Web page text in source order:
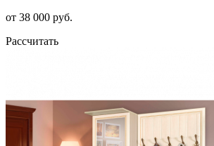
от 38 000 руб.
Рассчитать